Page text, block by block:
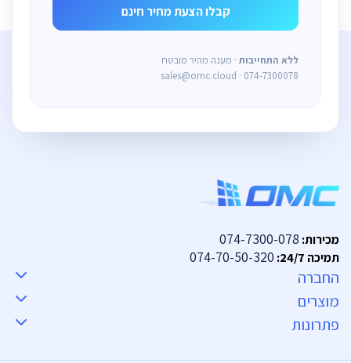
ללא התחייבות · מענה מהיר מובטח
sales@omc.cloud · 074-7300078
מכירות: 074-7300-078
תמיכה 24/7: 074-70-50-320
החברה
מוצרים
פתרונות